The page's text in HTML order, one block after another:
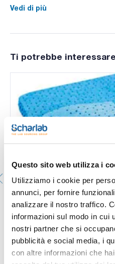
Questo sito web utilizza i
Utilizziamo i cookie per
annunci, per fornire
analizzare il nostro traffico.
informazioni sul modo in cui
nostri partner che si
pubblicità e social media, i
con altre informazioni che
Il coperchio forato impedisce
Vedi di più
Ti potrebbe
Absorbent for
40x40 cm. ZVG®.
zetSorb®
0080007-00
Confezionamento: x100
Disponibilità:Controlla le